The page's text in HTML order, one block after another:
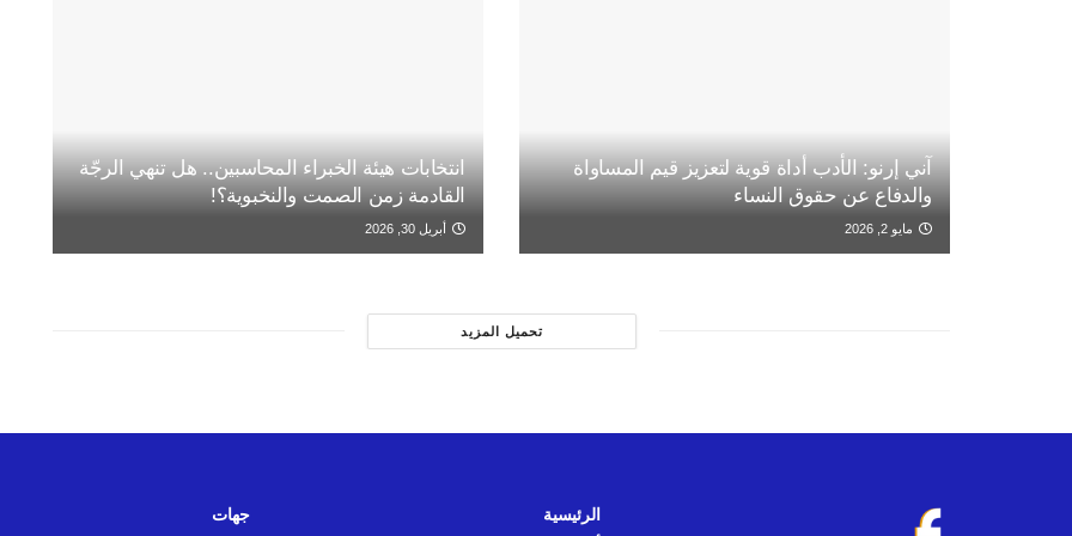
آني إرنو: الأدب أداة قوية لتعزيز قيم المساواة
والدفاع عن حقوق النساء
مايو 2, 2026
انتخابات هيئة الخبراء المحاسبين.. هل تنهي الرجّة
القادمة زمن الصمت والنخبوية؟!
أبريل 30, 2026
تحميل المزيد
الرئيسية
جهات